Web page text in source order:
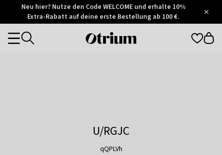
Otrium
Trustpilot
Neu hier? Nutze den Code WELCOME und erhalte 10%
Extra-Rabatt auf deine erste Bestellung ab 100 €.
Otrium
Categories
U/RGJC
qQPLVh